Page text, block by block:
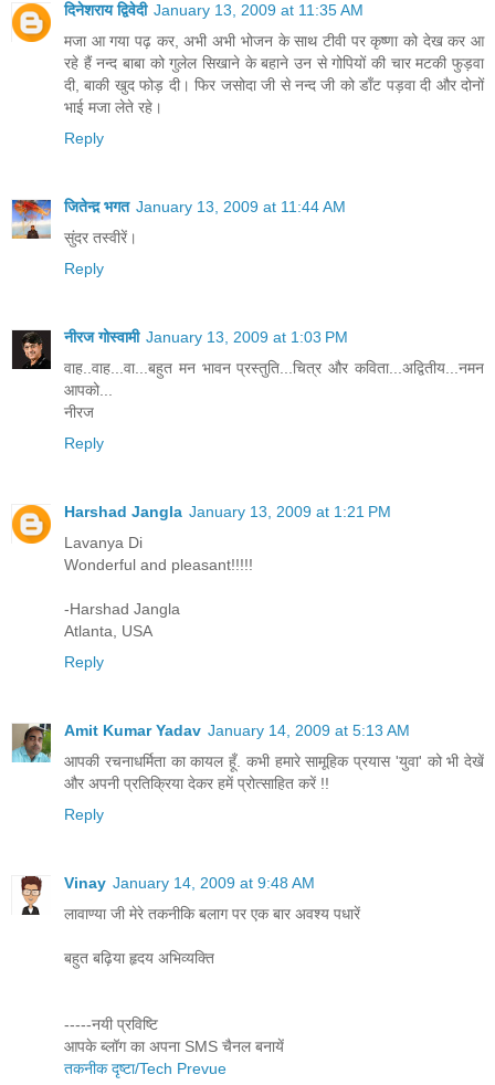
दिनेशराय द्विवेदी January 13, 2009 at 11:35 AM
मजा आ गया पढ़ कर, अभी अभी भोजन के साथ टीवी पर कृष्णा को देख कर आ
रहे हैं नन्द बाबा को गुलेल सिखाने के बहाने उन से गोपियों की चार मटकी फुड़वा
दी, बाकी खुद फोड़ दी। फिर जसोदा जी से नन्द जी को डाँट पड़वा दी और दोनों
भाई मजा लेते रहे।
Reply
जितेन्द़ भगत January 13, 2009 at 11:44 AM
सुंदर तस्‍वीरें।
Reply
नीरज गोस्वामी January 13, 2009 at 1:03 PM
वाह..वाह...वा...बहुत मन भावन प्रस्तुति...चित्र और कविता...अद्वितीय...नमन
आपको...
नीरज
Reply
Harshad Jangla January 13, 2009 at 1:21 PM
Lavanya Di
Wonderful and pleasant!!!!!
-Harshad Jangla
Atlanta, USA
Reply
Amit Kumar Yadav January 14, 2009 at 5:13 AM
आपकी रचनाधर्मिता का कायल हूँ. कभी हमारे सामूहिक प्रयास 'युवा' को भी देखें
और अपनी प्रतिक्रिया देकर हमें प्रोत्साहित करें !!
Reply
Vinay January 14, 2009 at 9:48 AM
लावाण्या जी मेरे तकनीकि बलाग पर एक बार अवश्य पधारें
बहुत बढ़िया हृदय अभिव्यक्ति
-----नयी प्रविष्टि
आपके ब्लॉग का अपना SMS चैनल बनायें
तकनीक दृष्टा/Tech Prevue